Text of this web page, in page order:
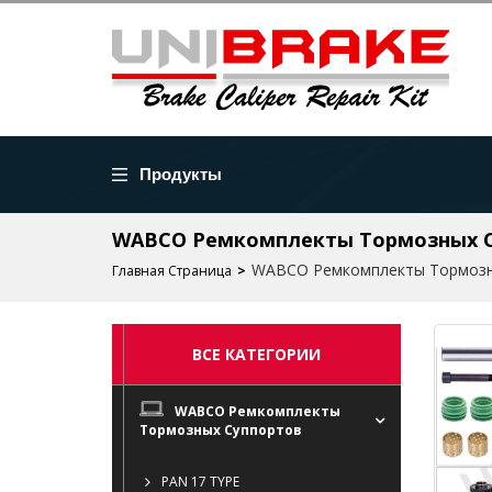
Продукты
WABCO Ремкомплекты Тормозных
Главная Страница WABCO Ремкомплекты
ВСЕ КАТЕГОРИИ
WABCO Ремкомплекты
Тормозных Суппортов
PAN 17 TYPE